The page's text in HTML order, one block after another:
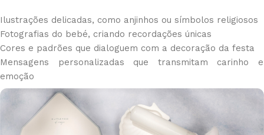
Ilustrações delicadas, como anjinhos ou símbolos religiosos
Fotografias do bebé, criando recordações únicas
Cores e padrões que dialoguem com a decoração da festa
Mensagens personalizadas que transmitam carinho e
emoção